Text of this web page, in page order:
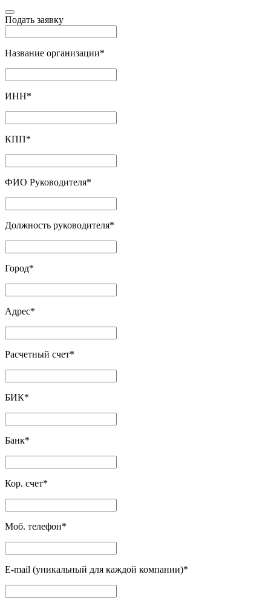
Подать заявку
Название организации*
ИНН*
КПП*
ФИО Руководителя*
Должность руководителя*
Город*
Адрес*
Расчетный счет*
БИК*
Банк*
Кор. счет*
Моб. телефон*
E-mail (уникальный для каждой компании)*